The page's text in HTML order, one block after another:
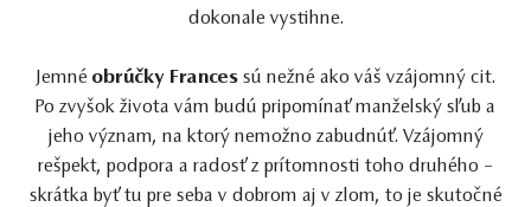
dokonale vystihne.
Jemné obrúčky Francessú nežné ako váš vzájomný cit.
Po zvyšok života vám budú pripomínať manželský sľub a
jeho význam, na ktorý nemožno zabudnúť. Vzájomný
rešpekt, podpora a radosť z prítomnosti toho druhého –
skrátka byť tu pre seba v dobrom aj v zlom, to je skutočné